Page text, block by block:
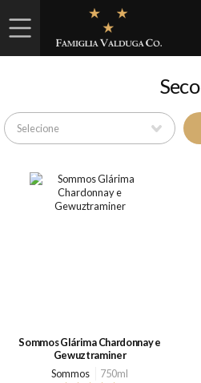
Seco
Sommos Glárima Chardonnay e
Gewuztraminer
Sommos
750ml